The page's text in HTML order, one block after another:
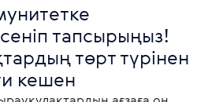
тапсырыңыз!
төрт түрінен
кешен